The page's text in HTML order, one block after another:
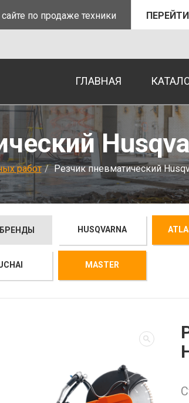
по продаже техники
ГЛАВНАЯ
работ Резчик пневматический
HUSQVARNA
MASTER